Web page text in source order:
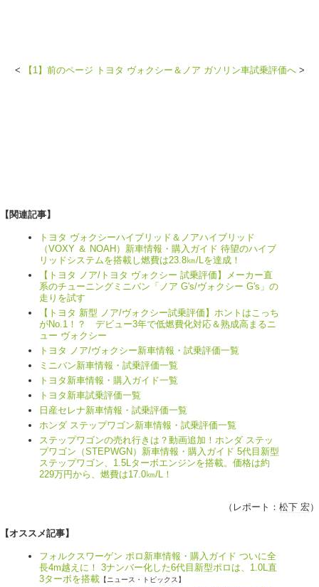
< 【1】前のページ トヨタ ヴォクシー＆ノア ガソリン車試乗評価へ>
【関連記事】
トヨタ ヴォクシーハイブリッド＆ノアハイブリッド
（VOXY ＆ NOAH）新車情報・購入ガイド 待望のハイブ
リッドシステムを搭載し燃費は23.8㎞/Lを達成！
【トヨタ ノア/トヨタ ヴォクシー 試乗評価】メーカー直
系のチューニングミニバン「ノア G's/ヴォクシー G's」の
走りを試す
【トヨタ 新型 ノア/ヴォクシー試乗評価】ホントはこっち
がNo.1！？ デビュー3年で低燃費化対応＆熟成高まるニ
ュー ヴォクシー
トヨタ ノア/ヴォクシー新車情報・試乗評価一覧
ミニバン新車情報・試乗評価一覧
トヨタ新車情報・購入ガイド一覧
トヨタ新車試乗評価一覧
日産セレナ新車情報・試乗評価一覧
ホンダ ステップワゴン新車情報・試乗評価一覧
ステップワゴンの売れ行きは？動画追加！ホンダ ステッ
プワゴン（STEPWGN）新車情報・購入ガイド 5代目新型
ステップワゴン、1.5Lターボエンジンを搭載。価格は約
229万円から、燃費は17.0㎞/L！
（レポート： 松下 宏）
【オススメ記事】
フォルクスワーゲン ポロ新車情報・購入ガイド ついに全
長4m越えに！ 3ナンバー化した6代目新型ポロは、1.0L直
3ターボを搭載 【ニュース・トピックス】